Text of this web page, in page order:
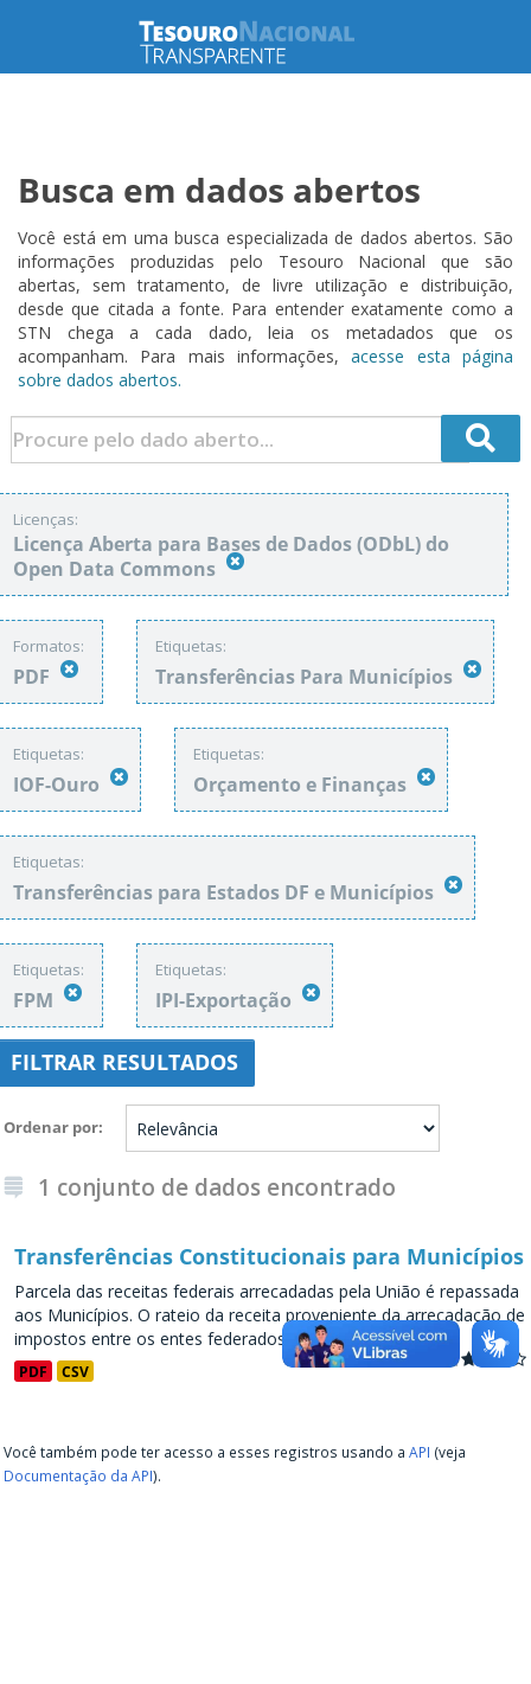
Busca em dados abertos
Você está em uma busca especializada de dados abertos. São
informações produzidas pelo Tesouro Nacional que são
abertas, sem tratamento, de livre utilização e distribuição,
desde que citada a fonte. Para entender exatamente como a
STN chega a cada dado, leia os metadados que os
acompanham. Para mais informações,acesse esta página
sobre dados abertos.
Licenças:
Licença Aberta para Bases de Dados (ODbL) do
Open Data Commons
Formatos:
PDF
Etiquetas:
Transferências Para Municípios
Etiquetas:
IOF-Ouro
Etiquetas:
Orçamento e Finanças
Etiquetas:
Transferências para Estados DF e Municípios
Etiquetas:
FPM
Etiquetas:
IPI-Exportação
FILTRAR RESULTADOS
Ordenar por
1 conjunto de dados encontrado
Transferências Constitucionais para Municípios
Parcela das receitas federais arrecadadas pela União é repassada
aos Municípios. O rateio da receita proveniente da arrecadação de
impostos entre os entes federados representa...
PDF CSV
Você também pode ter acesso a esses registros usando a API (veja
Documentação da API).